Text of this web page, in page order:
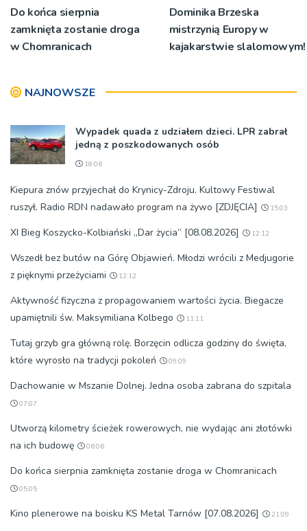
Do końca sierpnia
zamknięta zostanie droga
w Chomranicach
Dominika Brzeska
mistrzynią Europy w
kajakarstwie slalomowym!
NAJNOWSZE
Wypadek quada z udziałem dzieci. LPR zabrał
jedną z poszkodowanych osób
18:06
Kiepura znów przyjechał do Krynicy-Zdroju. Kultowy Festiwal
ruszył. Radio RDN nadawało program na żywo [ZDJĘCIA]
15:03
XI Bieg Koszycko-Kolbiański „Dar życia” [08.08.2026] 12:12
Wszedł bez butów na Górę Objawień. Młodzi wrócili z Medjugorie
z pięknymi przeżyciami
12:12
Aktywność fizyczna z propagowaniem wartości życia. Biegacze
upamiętnili św. Maksymiliana Kolbego
11:11
Tutaj grzyb gra główną rolę. Borzęcin odlicza godziny do święta,
które wyrosło na tradycji pokoleń
09:09
Dachowanie w Mszanie Dolnej. Jedna osoba zabrana do szpitala
07:07
Utworzą kilometry ścieżek rowerowych, nie wydając ani złotówki
na ich budowę
06:06
Do końca sierpnia zamknięta zostanie droga w Chomranicach
05:05
Kino plenerowe na boisku KS Metal Tarnów [07.08.2026] 21:09